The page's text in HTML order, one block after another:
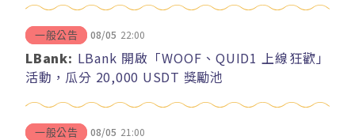
一般公告 08/05 22:00
LBank: LBank 開啟「WOOF、QUID1 上線狂歡」
活動，瓜分 20,000 USDT 獎勵池
一般公告 08/05 21:00